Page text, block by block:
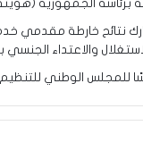
الجمهورية
برابس-2 يشارك نتائح خارطة
والاعتداء
للمجلس الوطني للتنظيم